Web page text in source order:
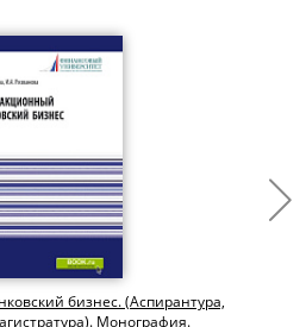
бизнес. (Аспирантура,
Монография.